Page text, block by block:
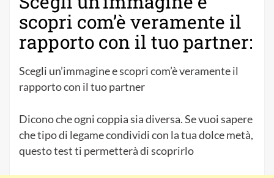
scopri com’è veramente il
rapporto con il tuo partner:
Scegli un’immagine e scopri com’è veramente il
rapporto con il tuo partner
Dicono che ogni coppia sia diversa. Se vuoi sapere
che tipo di legame condividi con la tua dolce metà,
questo test ti permetterà di scoprirlo